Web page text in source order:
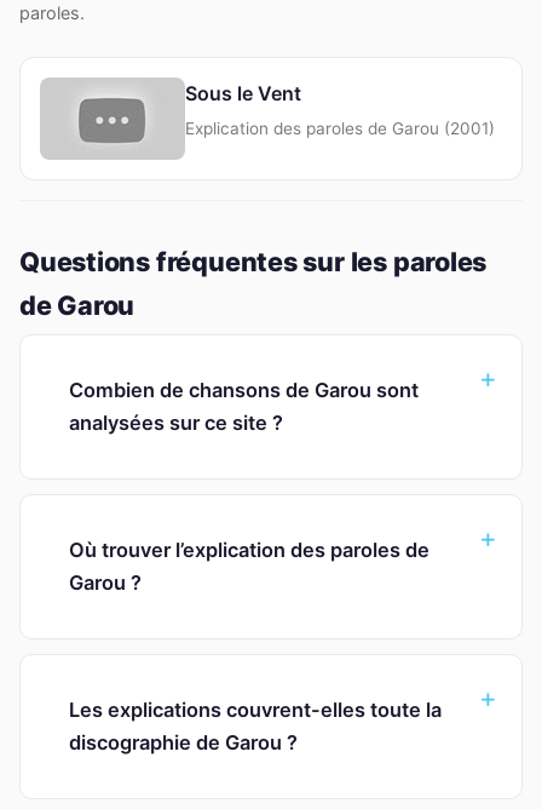
paroles.
Sous le Vent
Explication des paroles de Garou (2001)
Questions fréquentes sur les paroles
de Garou
Combien de chansons de Garou sont
analysées sur ce site ?
Où trouver l’explication des paroles de
Garou ?
Les explications couvrent-elles toute la
discographie de Garou ?